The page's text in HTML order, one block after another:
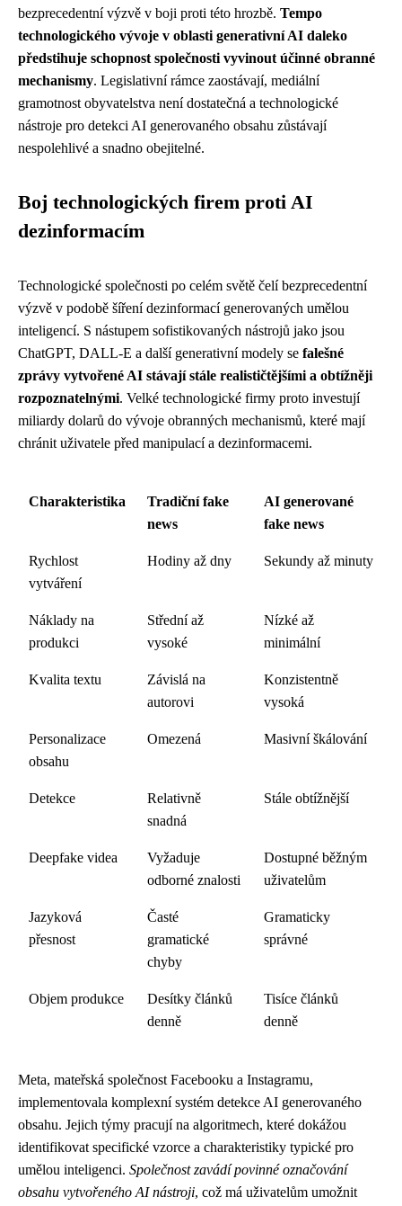
bezprecedentní výzvě v boji proti této hrozbě. Tempo
technologického vývoje v oblasti generativní AI daleko
předstihuje schopnost společnosti vyvinout účinné obranné
mechanismy. Legislativní rámce zaostávají, mediální
gramotnost obyvatelstva není dostatečná a technologické
nástroje pro detekci AI generovaného obsahu zůstávají
nespolehlivé a snadno obejitelné.
Boj technologických firem proti AI
dezinformacím
Technologické společnosti po celém světě čelí bezprecedentní
výzvě v podobě šíření dezinformací generovaných umělou
inteligencí. S nástupem sofistikovaných nástrojů jako jsou
ChatGPT, DALL-E a další generativní modely se falešné
zprávy vytvořené AI stávají stále realističtějšími a obtížněji
rozpoznatelnými. Velké technologické firmy proto investují
miliardy dolarů do vývoje obranných mechanismů, které mají
chránit uživatele před manipulací a dezinformacemi.
Charakteristika
Tradiční fake
news
AI generované
fake news
Rychlost
vytváření
Hodiny až dny Sekundy až minuty
Náklady na
produkci
Střední až
vysoké
Nízké až
minimální
Kvalita textu
Závislá na
autorovi
Konzistentně
vysoká
Personalizace
obsahu
Omezená Masivní škálování
Detekce
Relativně
snadná
Stále obtížnější
Deepfake videa
Vyžaduje
odborné znalosti
Dostupné běžným
uživatelům
Jazyková
přesnost
Časté
gramatické
chyby
Gramaticky
správné
Objem produkce
Desítky článků
denně
Tisíce článků
denně
Meta, mateřská společnost Facebooku a Instagramu,
implementovala komplexní systém detekce AI generovaného
obsahu. Jejich týmy pracují na algoritmech, které dokážou
identifikovat specifické vzorce a charakteristiky typické pro
umělou inteligenci. Společnost zavádí povinné označování
obsahu vytvořeného AI nástroji, což má uživatelům umožnit